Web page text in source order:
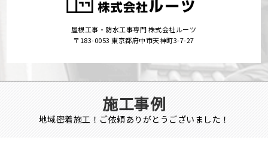
屋根工事・防水工事専門 株式会社ルーツ
〒183-0053 東京都府中市天神町3-7-27
施工事例
地域密着施工！ご依頼ありがとうございました！